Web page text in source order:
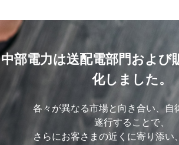
中部電力は送配電部門および
化しました。
各々が異なる市場と向き合い、自
遂行することで、
さらにお客さまの近くに寄り添い